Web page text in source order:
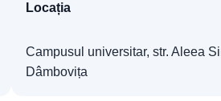
Locația
Campusul universitar, str. Aleea
Dâmbovița